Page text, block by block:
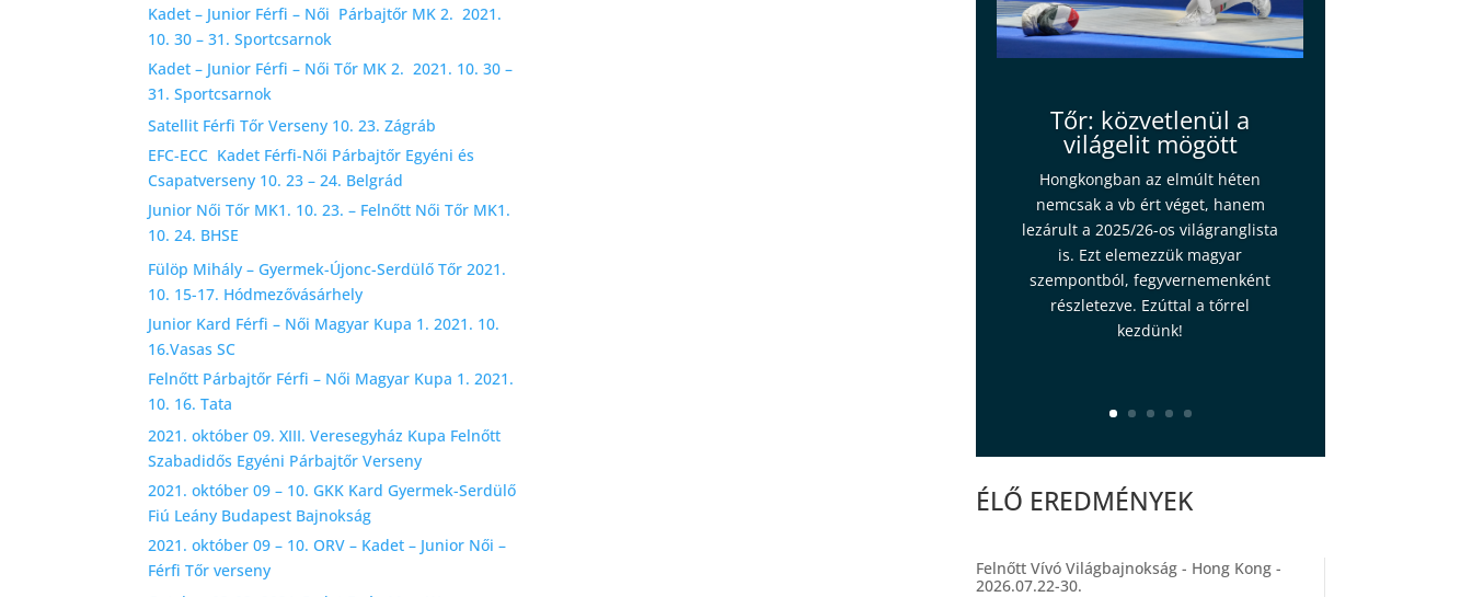
Kadet – Junior Férfi – Női Párbajtőr MK 2. 2021.
10. 30 – 31. Sportcsarnok
Kadet – Junior Férfi – Női Tőr MK 2. 2021. 10. 30 –
31. Sportcsarnok
Satellit Férfi Tőr Verseny 10. 23. Zágráb
EFC-ECC Kadet Férfi-Női Párbajtőr Egyéni és
Csapatverseny 10. 23 – 24. Belgrád
Junior Női Tőr MK1. 10. 23. – Felnőtt Női Tőr MK1.
10. 24. BHSE
Fülöp Mihály – Gyermek-Újonc-Serdülő Tőr 2021.
10. 15-17. Hódmezővásárhely
Junior Kard Férfi – Női Magyar Kupa 1. 2021. 10.
16.Vasas SC
Felnőtt Párbajtőr Férfi – Női Magyar Kupa 1. 2021.
10. 16. Tata
2021. október 09. XIII. Veresegyház Kupa Felnőtt
Szabadidős Egyéni Párbajtőr Verseny
2021. október 09 – 10. GKK Kard Gyermek-Serdülő
Fiú Leány Budapest Bajnokság
2021. október 09 – 10. ORV – Kadet – Junior Női –
Férfi Tőr verseny
Tőr: közvetlenül a
világelit mögött
Hongkongban az elmúlt héten
nemcsak a vb ért véget, hanem
lezárult a 2025/26-os világranglista
is. Ezt elemezzük magyar
szempontból, fegyvernemenként
részletezve. Ezúttal a tőrrel
kezdünk!
ÉLŐ EREDMÉNYEK
Felnőtt Vívó Világbajnokság - Hong Kong -
2026.07.22-30.